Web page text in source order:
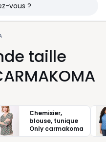
taille
Chemisier,
blouse, tunique
Only carmakoma